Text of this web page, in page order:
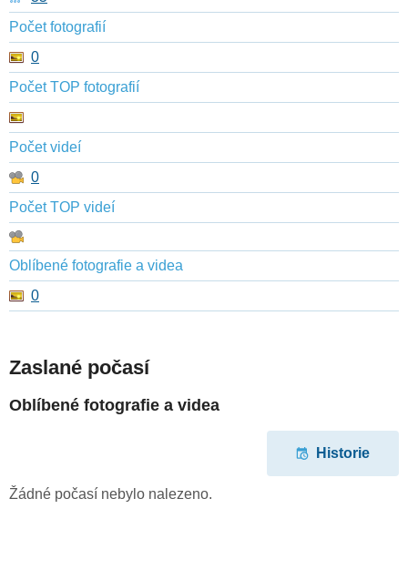
Počet fotografií
0
Počet TOP fotografií
Počet videí
0
Počet TOP videí
Oblíbené fotografie a videa
0
Zaslané počasí
Oblíbené fotografie a videa
Historie
Žádné počasí nebylo nalezeno.